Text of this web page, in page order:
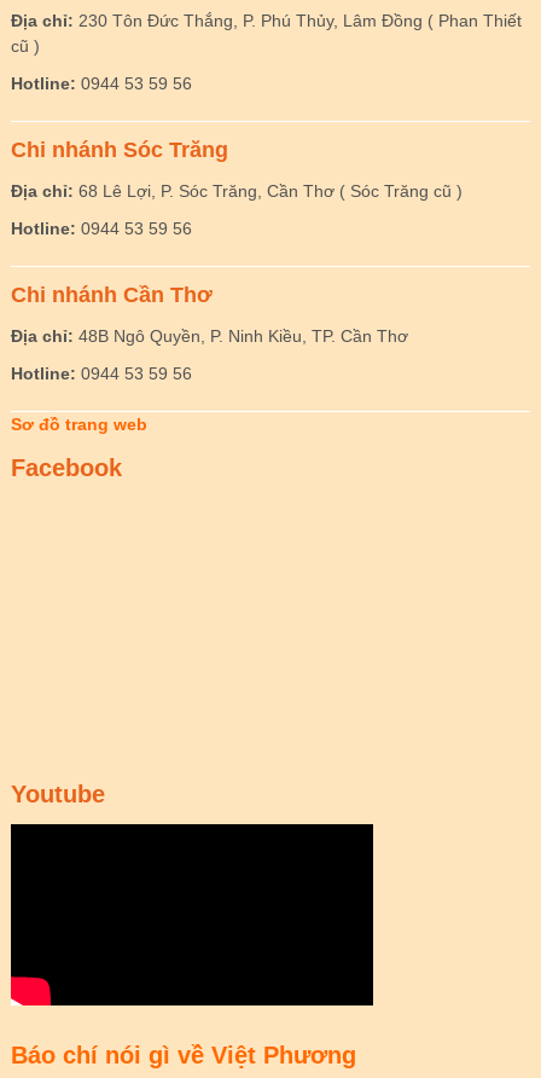
Địa chỉ: 230 Tôn Đức Thắng, P. Phú Thủy, Lâm Đồng ( Phan Thiết
cũ )
Hotline: 0944 53 59 56
Chi nhánh Sóc Trăng
Địa chỉ: 68 Lê Lợi, P. Sóc Trăng, Cần Thơ ( Sóc Trăng cũ )
Hotline: 0944 53 59 56
Chi nhánh Cần Thơ
Địa chỉ: 48B Ngô Quyền, P. Ninh Kiều, TP. Cần Thơ
Hotline: 0944 53 59 56
Sơ đồ trang web
Facebook
Youtube
Báo chí nói gì về Việt Phương